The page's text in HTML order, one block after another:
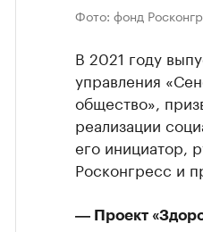
Фото: фонд
В 2021 году
управления
общество»,
реализации
его инициатор,
Росконгресс и
― Проект